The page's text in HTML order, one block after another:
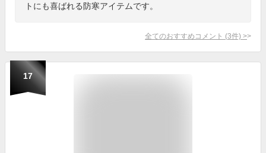
トにも喜ばれる防寒アイテムです。
全てのおすすめコメント (3件) >
17